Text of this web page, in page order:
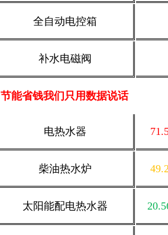
全自动电控箱
补水电磁阀
节能省钱我们只用数据说话
电热水器
柴油热水炉
太阳能配电热水器